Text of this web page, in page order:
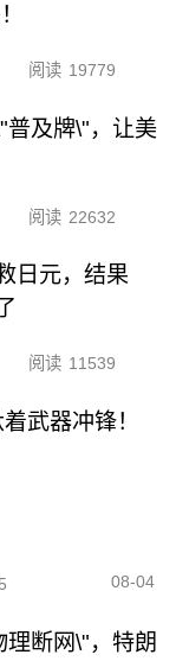
阅读 19779
普及牌\"，让美
阅读 22632
日元，结果
阅读 11539
武器冲锋！
08-04
断网\"，特朗